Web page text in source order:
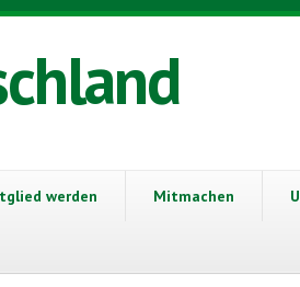
werden Mitmachen